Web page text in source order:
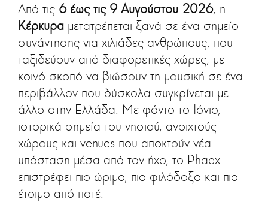
Από τις 6 έως τις 9 Αυγούστου 2026, η
Κέρκυρα μετατρέπεται ξανά σε ένα σημείο
συνάντησης για χιλιάδες ανθρώπους, που
ταξιδεύουν από διαφορετικές χώρες, με
κοινό σκοπό να βιώσουν τη μουσική σε ένα
περιβάλλον που δύσκολα συγκρίνεται με
άλλο στην Ελλάδα. Με φόντο το Ιόνιο,
ιστορικά σημεία του νησιού, ανοιχτούς
χώρους και venues που αποκτούν νέα
υπόσταση μέσα από τον ήχο, το Phaex
επιστρέφει πιο ώριμο, πιο φιλόδοξο και πιο
έτοιμο από ποτέ.